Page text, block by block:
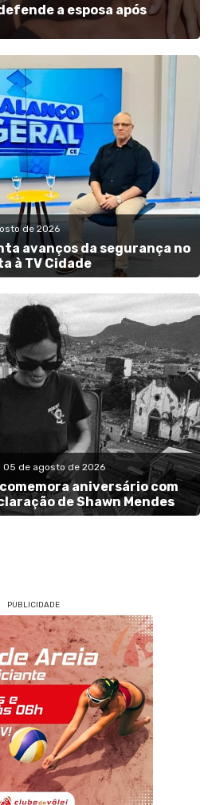
a esposa após
de 2026
avanços da segurança no
à TV Cidade
05 de agosto de 2026
aniversário com
de Shawn Mendes
PUBLICIDADE